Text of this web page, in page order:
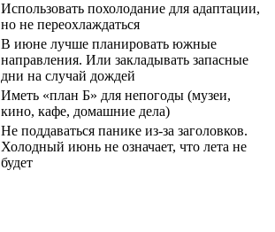
Использовать похолодание для адаптации,
но не переохлаждаться
В июне лучше планировать южные
направления. Или закладывать запасные
дни на случай дождей
Иметь «план Б» для непогоды (музеи,
кино, кафе, домашние дела)
Не поддаваться панике из-за заголовков.
Холодный июнь не означает, что лета не
будет